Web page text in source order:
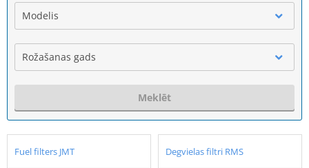
Modelis
Rožašanas gads
Meklēt
Fuel filters JMT Degvielas filtri RMS